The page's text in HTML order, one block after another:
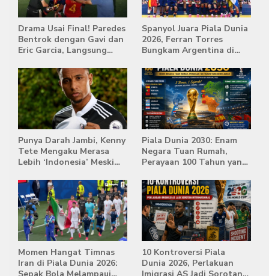
Drama Usai Final! Paredes
Bentrok dengan Gavi dan
Eric Garcia, Langsung
Spanyol Juara Piala Dunia
2026, Ferran Torres
Bungkam Argentina di
Punya Darah Jambi, Kenny
Tete Mengaku Merasa
Lebih ‘Indonesia’ Meski
Piala Dunia 2030: Enam
Negara Tuan Rumah,
Perayaan 100 Tahun yang
Momen Hangat Timnas
Iran di Piala Dunia 2026:
10 Kontroversi Piala
Dunia 2026, Perlakuan